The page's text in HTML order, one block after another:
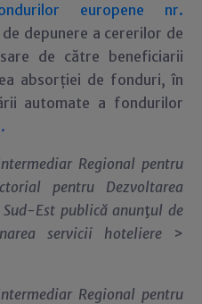
europene nr.
depunere a cererilor de
de către beneficiarii
absorției de fonduri, în
automate a fondurilor
Regional pentru
pentru Dezvoltarea
Sud-Est publică anunţul de
servicii hoteliere >
Regional pentru